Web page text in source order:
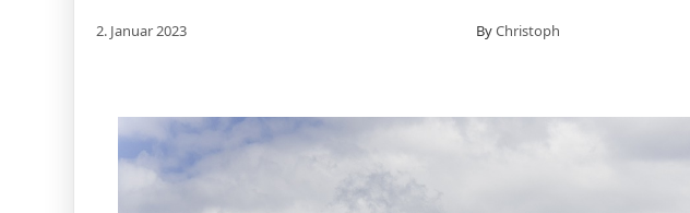
2. Januar 2023 ByChristoph